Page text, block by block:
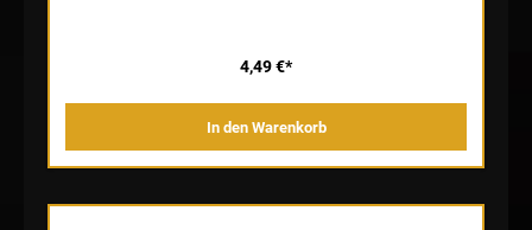
4,49 €*
In den Warenkorb